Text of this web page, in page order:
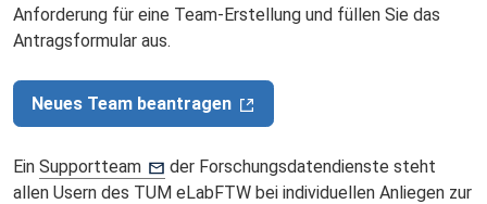
Anforderung für eine Team-Erstellung und füllen Sie das
Antragsformular aus.
Neues Team beantragen
Ein Supportteam
der Forschungsdatendienste steht
allen Usern des TUM eLabFTW bei individuellen Anliegen zur